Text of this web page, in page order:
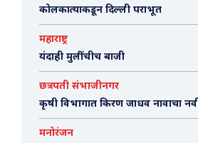
कोलकात्याकडून दिल्ली पराभूत
महाराष्ट्र
यंदाही मुलींचीच बाजी
छत्रपती संभाजीनगर
कृषी विभागात किरण जाधव नावाचा
मनोरंजन